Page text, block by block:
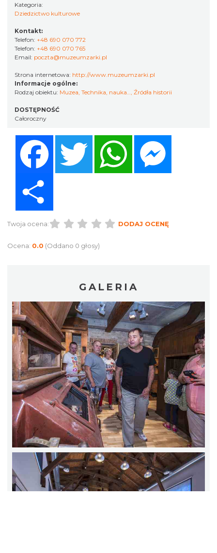
Kategoria:
Dziedzictwo kulturowe
Kontakt:
Telefon: +48 690 070 772
Telefon: +48 690 070 765
Email: poczta@muzeumzarki.pl
Strona internetowa: http://www.muzeumzarki.pl
Informacje ogólne:
Rodzaj obiektu: Muzea, Technika, nauka…, Źródła historii
DOSTĘPNOŚĆ
Całoroczny
Twitter WhatsApp
Twoja ocena: DODAJ OCENĘ
Ocena: 0.0 (Oddano 0 głosy)
GALERIA